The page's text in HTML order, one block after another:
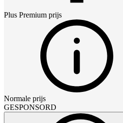
Plus Premium prijs
Normale prijs
GESPONSORD